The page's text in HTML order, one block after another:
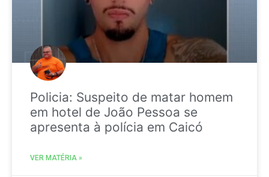
Policia: Suspeito de matar homem
em hotel de João Pessoa se
apresenta à polícia em Caicó
VER MATÉRIA »